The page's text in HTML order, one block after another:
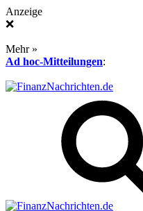
Anzeige
❌
Mehr »
Ad hoc-Mitteilungen: